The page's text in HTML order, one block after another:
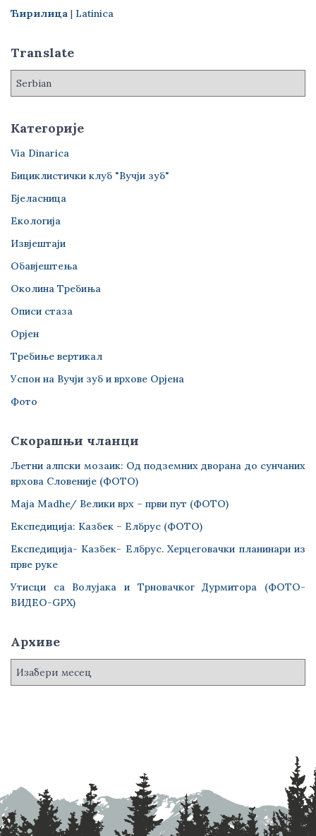
г
а
:
Ћирилица | Latinica
Translate
Категорије
Via Dinarica
Бициклистички клуб "Вучји зуб"
Бјеласница
Екологија
Извјештаји
Обавјештења
Околина Требиња
Описи стаза
Орјен
Требиње вертикал
Успон на Вучји зуб и врхове Орјена
Фото
Скорашњи чланци
Љетни алпски мозаик: Од подземних дворана до сунчаних
врхова Словеније (ФОТО)
Maja Madhe/ Велики врх – први пут (ФОТО)
Експедиција: Казбек – Елбрус (ФОТО)
Експедиција- Казбек- Елбрус. Херцеговачки планинари из
прве руке
Утисци са Волујака и Трновачког Дурмитора (ФОТО-
ВИДЕО-GPX)
Архиве
А